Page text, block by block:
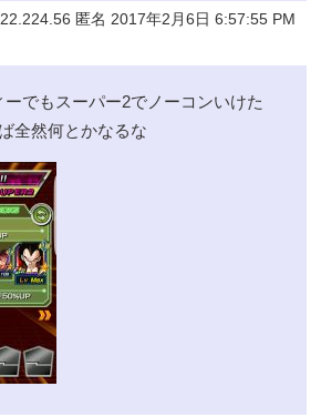
匿名 2017年2月6日 6:57:55 PM
でもスーパー2でノーコンいけた
全然何とかなるな